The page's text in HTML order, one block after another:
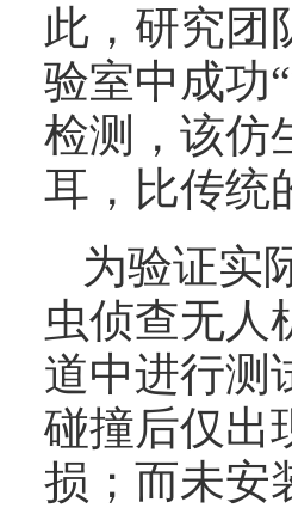
此，研究团
验室中成功
检测，该仿
耳，比传统
为验证实
虫侦查无人
道中进行测
碰撞后仅出
损；而未安